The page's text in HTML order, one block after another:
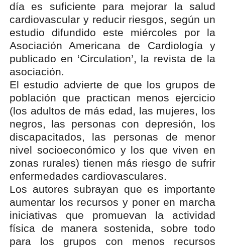
día es suficiente para mejorar la salud
cardiovascular y reducir riesgos, según un
estudio difundido este miércoles por la
Asociación Americana de Cardiología y
publicado en ‘Circulation’, la revista de la
asociación.
El estudio advierte de que los grupos de
población que practican menos ejercicio
(los adultos de más edad, las mujeres, los
negros, las personas con depresión, los
discapacitados, las personas de menor
nivel socioeconómico y los que viven en
zonas rurales) tienen más riesgo de sufrir
enfermedades cardiovasculares.
Los autores subrayan que es importante
aumentar los recursos y poner en marcha
iniciativas que promuevan la actividad
física de manera sostenida, sobre todo
para los grupos con menos recursos